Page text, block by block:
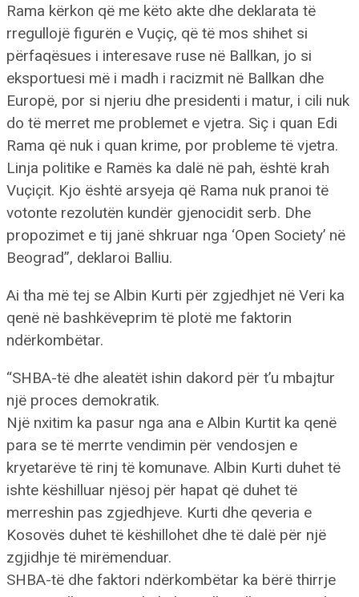
Rama kërkon që me këto akte dhe deklarata të
rregullojë figurën e Vuçiç, që të mos shihet si
përfaqësues i interesave ruse në Ballkan, jo si
eksportuesi më i madh i racizmit në Ballkan dhe
Europë, por si njeriu dhe presidenti i matur, i cili nuk
do të merret me problemet e vjetra. Siç i quan Edi
Rama që nuk i quan krime, por probleme të vjetra.
Linja politike e Ramës ka dalë në pah, është krah
Vuçiçit. Kjo është arsyeja që Rama nuk pranoi të
votonte rezolutën kundër gjenocidit serb. Dhe
propozimet e tij janë shkruar nga ‘Open Society’ në
Beograd”, deklaroi Balliu.
Ai tha më tej se Albin Kurti për zgjedhjet në Veri ka
qenë në bashkëveprim të plotë me faktorin
ndërkombëtar.
“SHBA-të dhe aleatët ishin dakord për t’u mbajtur
një proces demokratik.
Një nxitim ka pasur nga ana e Albin Kurtit ka qenë
para se të merrte vendimin për vendosjen e
kryetarëve të rinj të komunave. Albin Kurti duhet të
ishte këshilluar njësoj për hapat që duhet të
merreshin pas zgjedhjeve. Kurti dhe qeveria e
Kosovës duhet të këshillohet dhe të dalë për një
zgjidhje të mirëmenduar.
SHBA-të dhe faktori ndërkombëtar ka bërë thirrje